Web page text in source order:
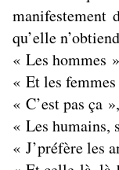
manifestement
qu’elle
« Les hommes
« Et les
« C’est pas ça
« Les humains,
« J’préfère les